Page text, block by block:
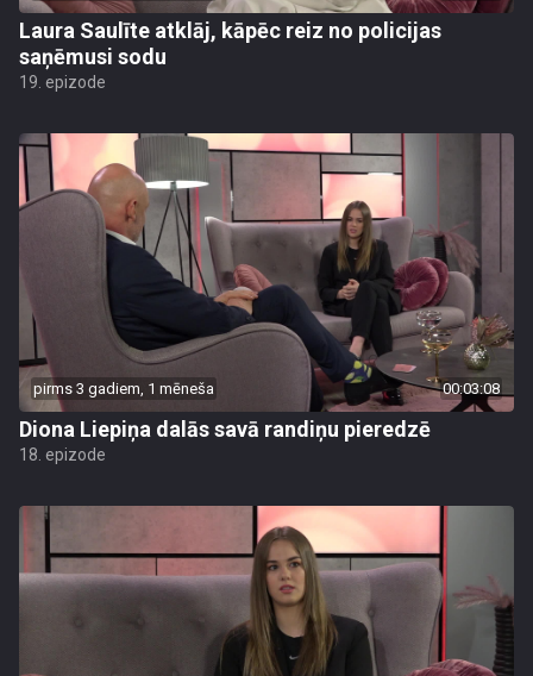
Laura Saulīte atklāj, kāpēc reiz no policijas
saņēmusi sodu
19. epizode
pirms 3 gadiem, 1 mēneša 00:03:08
Diona Liepiņa dalās savā randiņu pieredzē
18. epizode